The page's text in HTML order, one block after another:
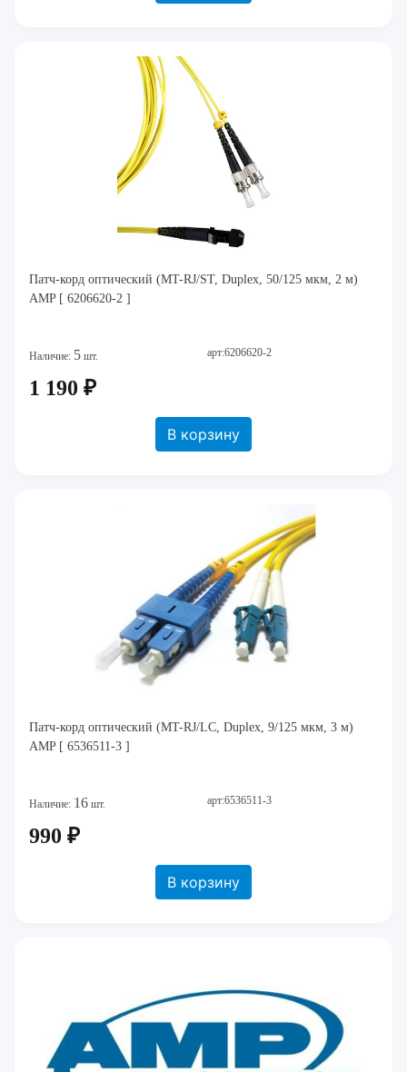
Патч-корд оптический (MT-RJ/ST, Duplex, 50/125 мкм, 2 м)
AMP [ 6206620-2 ]
Наличие: 5 шт. арт:6206620-2
1 190 ₽
В корзину
Патч-корд оптический (MT-RJ/LC, Duplex, 9/125 мкм, 3 м)
AMP [ 6536511-3 ]
Наличие: 16 шт. арт:6536511-3
990 ₽
В корзину